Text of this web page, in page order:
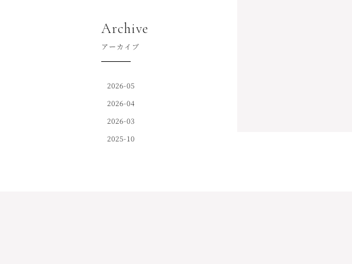
Archive
アーカイブ
2026-05
2026-04
2026-03
2025-10